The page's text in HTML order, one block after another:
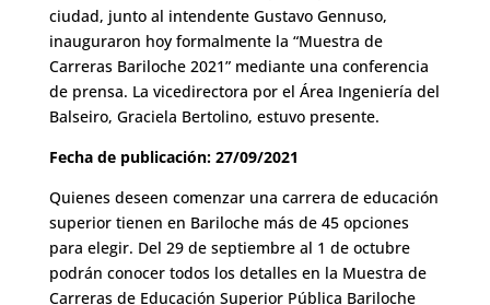
ciudad, junto al intendente Gustavo Gennuso,
inauguraron hoy formalmente la “Muestra de
Carreras Bariloche 2021” mediante una conferencia
de prensa. La vicedirectora por el Área Ingeniería del
Balseiro, Graciela Bertolino, estuvo presente.
Fecha de publicación: 27/09/2021
Quienes deseen comenzar una carrera de educación
superior tienen en Bariloche más de 45 opciones
para elegir. Del 29 de septiembre al 1 de octubre
podrán conocer todos los detalles en la Muestra de
Carreras de Educación Superior Pública Bariloche